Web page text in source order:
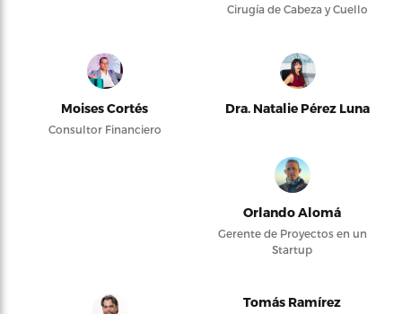
Cirugía de Cabeza y Cuello
Moises Cortés
Consultor Financiero
Dra. Natalie Pérez Luna
Orlando Alomá
Gerente de Proyectos en un
Startup
Tomás Ramírez